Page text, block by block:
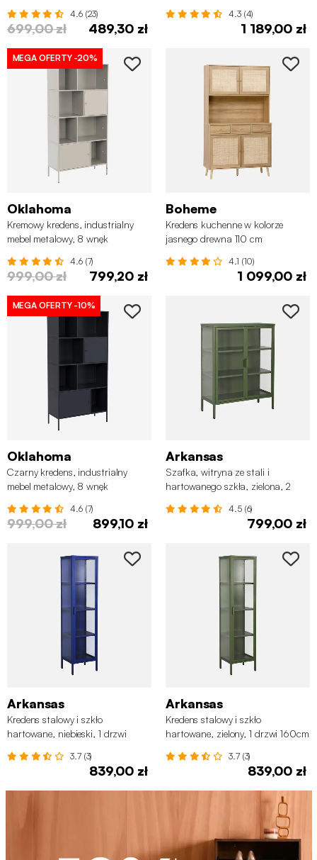
4.6 (23)
699,00 zł 489,30 zł
4.3 (4)
1 189,00 zł
MEGA OFERTY -20%
Oklahoma
Kremowy kredens, industrialny
mebel metalowy, 8 wnęk
4.6 (7)
999,00 zł 799,20 zł
Boheme
Kredens kuchenne w kolorze
jasnego drewna 110 cm
4.1 (10)
1 099,00 zł
MEGA OFERTY -10%
Oklahoma
Czarny kredens, industrialny
mebel metalowy, 8 wnęk
4.6 (7)
999,00 zł 899,10 zł
Arkansas
Szafka, witryna ze stali i
hartowanego szkła, zielona, 2
4.5 (6)
799,00 zł
Arkansas
Kredens stalowy i szkło
hartowane, niebieski, 1 drzwi
3.7 (3)
839,00 zł
Arkansas
Kredens stalowy i szkło
hartowane, zielony, 1 drzwi 160cm
3.7 (3)
839,00 zł